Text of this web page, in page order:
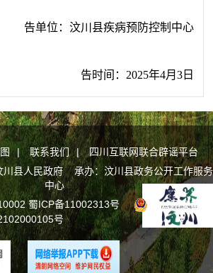
告单位 ： 汶川县疾病预防控制中心
告时间 ： 2025年4月 3日
| 联系我们 |
四川互联网联合辟谣平台
川县人民政府 承办：汶川县政务公开工作服务
中心
蜀ICP备11002313号
川公网安备
号